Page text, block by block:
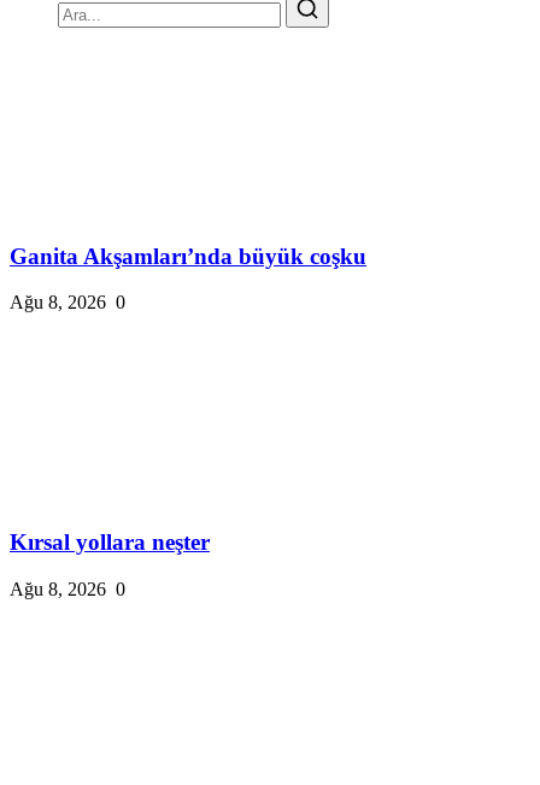
Ganita Akşamları’nda büyük coşku
Ağu 8, 2026 0
Kırsal yollara neşter
Ağu 8, 2026 0